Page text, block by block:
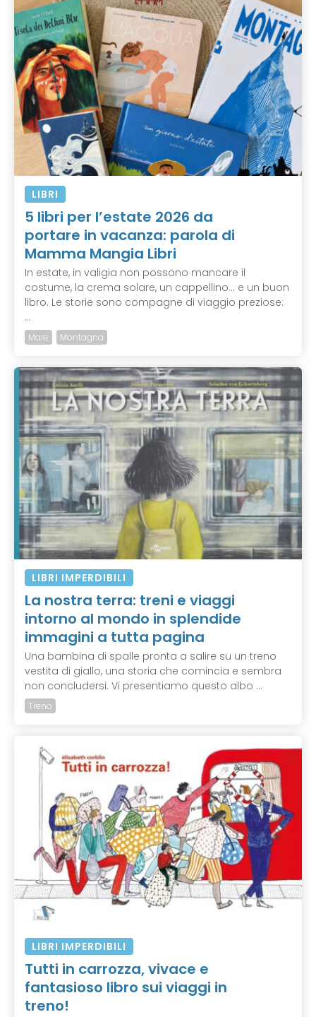
LIBRI
5 libri per l’estate 2026 da
portare in vacanza: parola di
Mamma Mangia Libri
In estate, in valigia non possono mancare il
costume, la crema solare, un cappellino… e un buon
libro. Le storie sono compagne di viaggio preziose:
...
Mare Montagna
LIBRI IMPERDIBILI
La nostra terra: treni e viaggi
intorno al mondo in splendide
immagini a tutta pagina
Una bambina di spalle pronta a salire su un treno
vestita di giallo, una storia che comincia e sembra
non concludersi. Vi presentiamo questo albo ...
Treno
LIBRI IMPERDIBILI
Tutti in carrozza, vivace e
fantasioso libro sui viaggi in
treno!